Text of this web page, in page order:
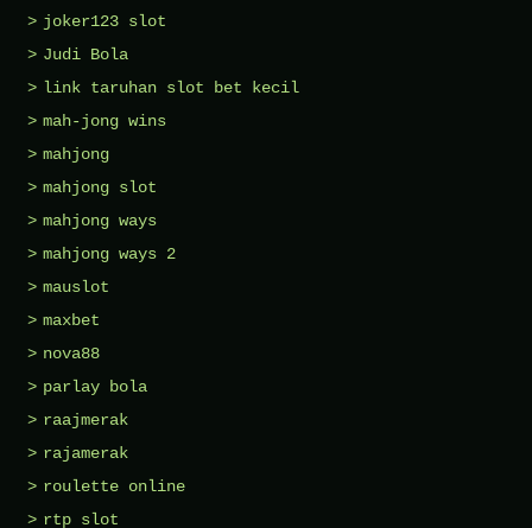
joker123 slot
Judi Bola
link taruhan slot bet kecil
mah-jong wins
mahjong
mahjong slot
mahjong ways
mahjong ways 2
mauslot
maxbet
nova88
parlay bola
raajmerak
rajamerak
roulette online
rtp slot